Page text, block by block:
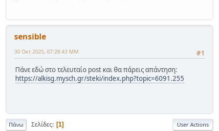
sensible
#1
30 Οκτ 2025, 07:28:43 ΜΜ
Πάνε εδώ στο τελευταίο post και θα πάρεις απάντηση:
https://alkisg.mysch.gr/steki/index.php?topic=6091.255
Πάνω Σελίδες 1 User Actions